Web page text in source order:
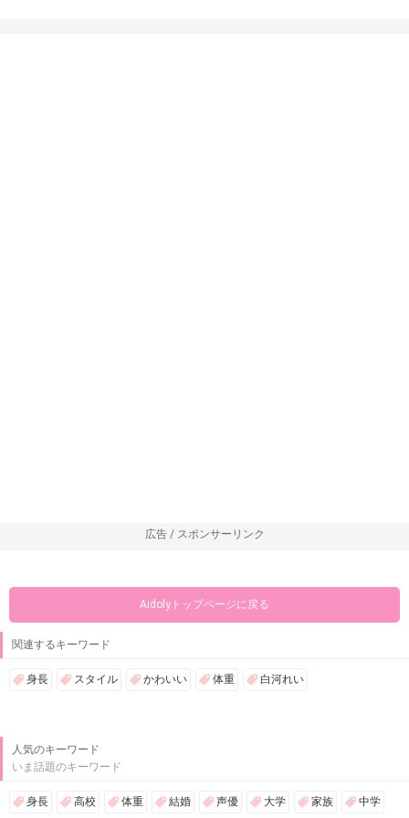
広告 / スポンサーリンク
Aidolyトップページに戻る
関連するキーワード
身長 スタイル かわいい 体重 白河れい
人気のキーワード
いま話題のキーワード
身長 高校 体重 結婚 声優 大学 家族 中学